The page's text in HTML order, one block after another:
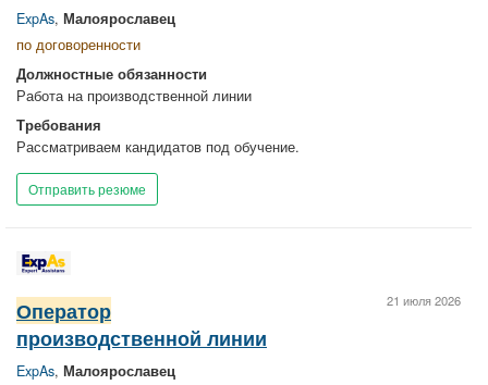
ExpAs, Малоярославец
по договоренности
Должностные обязанности
Работа на производственной линии
Требования
Рассматриваем кандидатов под обучение.
Отправить резюме
21 июля 2026
Оператор
производственной линии
ExpAs, Малоярославец